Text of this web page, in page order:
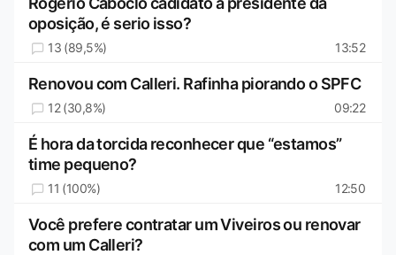
oposição, é serio isso?
13 (89,5%) 13:52
Renovou com Calleri. Rafinha piorando o SPFC
12 (30,8%) 09:22
É hora da torcida reconhecer que “estamos”
time pequeno?
11 (100%) 12:50
Você prefere contratar um Viveiros ou renovar
com um Calleri?